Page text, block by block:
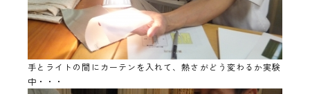
手とライトの間にカーテンを入れて、熱さがどう変わるか実験
中・・・